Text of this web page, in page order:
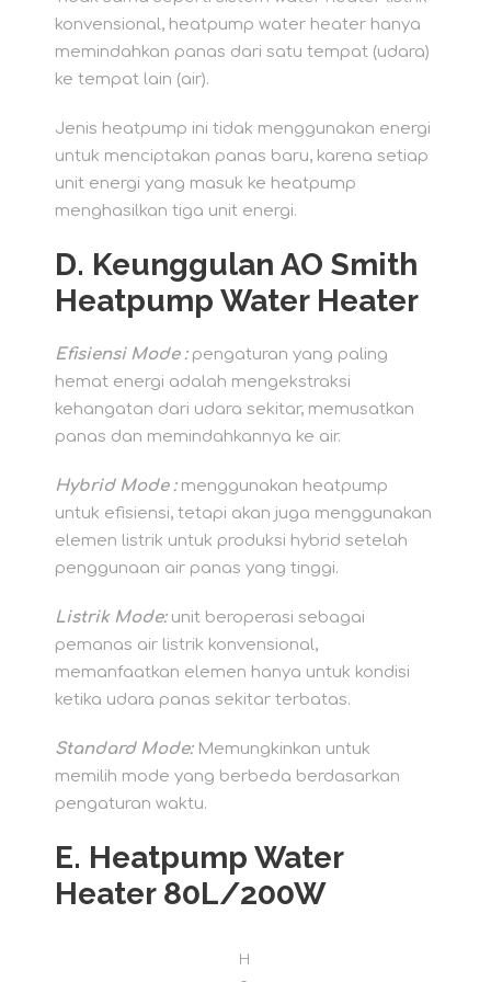
konvensional, heatpump water heater hanya
memindahkan panas dari satu tempat (udara)
ke tempat lain (air).
Jenis heatpump ini tidak menggunakan energi
untuk menciptakan panas baru, karena setiap
unit energi yang masuk ke heatpump
menghasilkan tiga unit energi.
D. Keunggulan AO Smith
Heatpump Water Heater
Efisiensi Mode :pengaturan yang paling
hemat energi adalah mengekstraksi
kehangatan dari udara sekitar, memusatkan
panas dan memindahkannya ke air.
Hybrid Mode :menggunakan heatpump
untuk efisiensi, tetapi akan juga menggunakan
elemen listrik untuk produksi hybrid setelah
penggunaan air panas yang tinggi.
Listrik Mode:unit beroperasi sebagai
pemanas air listrik konvensional,
memanfaatkan elemen hanya untuk kondisi
ketika udara panas sekitar terbatas.
Standard Mode:Memungkinkan untuk
memilih mode yang berbeda berdasarkan
pengaturan waktu.
E. Heatpump Water
Heater 80L/200W
H